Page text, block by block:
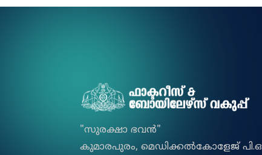
"സുരക്ഷാ ഭവൻ"
കുമാരപുരം, മെഡിക്കല്‍കോളേജ് പി.ഒ